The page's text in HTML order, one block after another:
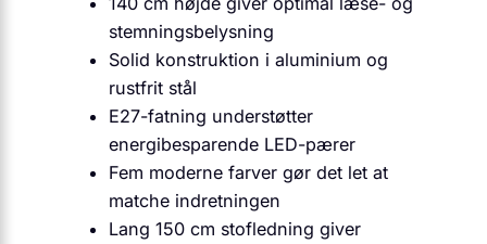
stemningsbelysning
Solid konstruktion i aluminium og
rustfrit stål
E27-fatning understøtter
energibesparende LED-pærer
Fem moderne farver gør det let at
matche indretningen
Lang 150 cm stofledning giver